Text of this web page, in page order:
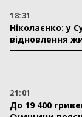
18:31
Ніколаєнко: у
відновлення
21:01
До 19 400